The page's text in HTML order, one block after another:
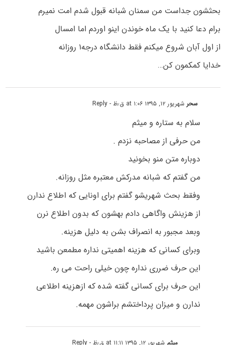
بحثشون جداست من سمنان شبانه قبول شدم امت نمیرم
برام دعا کنید با یک ماه خوندن اینو اوردم اما امسال
از اول آبان شروع میکنم فقط دانشگاه درجه۱ روزانه
خدایا کمکمون کن…
سحرشهریور ۱۲, ۱۳۹۵ at ۱:۰۶ ق٫ظ - Reply
سلام به ستاره و میثم
من حرفی از مصاحبه نزدم .
دوباره متن منو بخونید
من گفتم که شبانه مدرکش معتبره مثل روزانه.
وفقط بحث شهریشو گفتم برای اونایی که اطلاع ندارن
از هزینش واگاهی دادم بهشون که بدون اطلاع نرن
وبعد مجبور به انصراف بشن به دلیل هزینه.
وبرای کسانی که هزینه اهمیتی نداره مطمعن باشید
این حرف ضرری نداره چون خیلی راحت می ره.
این حرف برای کسانی گفته شده که ازهزینه اطلاعی
ندارن و میزان پرداختشم براشون مهمه.
میثم شهریور ۱۲, ۱۳۹۵ at ۱۱:۱۱ ق٫ظ - Reply